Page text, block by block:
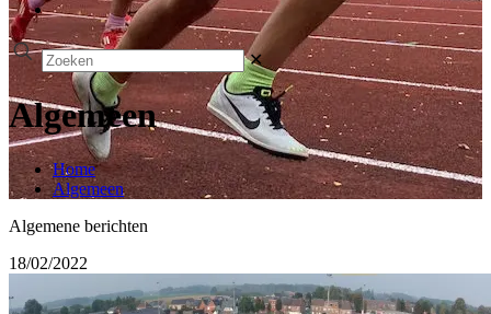
✕
Algemeen
Home
Algemeen
Algemene berichten
18/02/2022